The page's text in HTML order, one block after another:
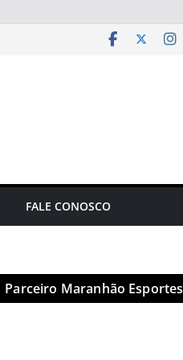
FALE CONOSCO
Parceiro Maranhão Esportes